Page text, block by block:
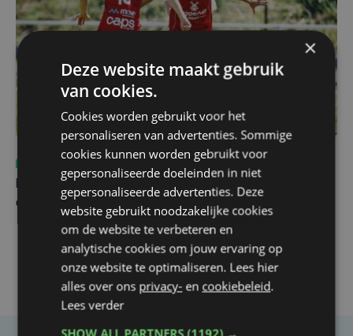
Sport
vr 31 juli | 12:46
Net voor kraker tegen Essevee: match van KV Kortrijk
op Anderlecht uitgesteld door Europees voetbal
×
Deze website maakt gebruik
van cookies.
Cookies worden gebruikt voor het
personaliseren van advertenties. Sommige
cookies kunnen worden gebruikt voor
gepersonaliseerde doeleinden in niet
gepersonaliseerde advertenties. Deze
website gebruikt noodzakelijke cookies
om de website te verbeteren en
analytische cookies om jouw ervaring op
onze website te optimaliseren. Lees hier
alles over ons privacy- en cookiebeleid.
Lees verder
SHOW ALL PARTNERS(1192) →